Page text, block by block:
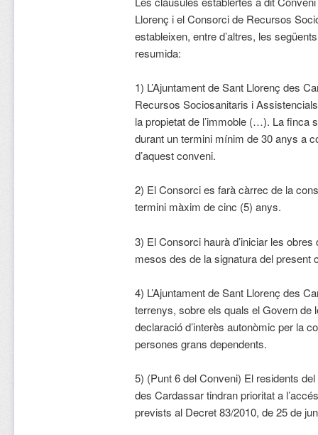
Llorenç i el Consorci de Recursos
estableixen, entre d’altres, les
resumida:
1) L’Ajuntament de Sant Llorenç des
Recursos Sociosanitaris i
la propietat de l’immoble (…). La finca
durant un termini mínim de 30 anys a
d’aquest conveni.
2) El Consorci es farà càrrec de la
termini màxim de cinc (5) anys.
3) El Consorci haurà d’iniciar les
mesos des de la signatura del
4) L’Ajuntament de Sant Llorenç des
terrenys, sobre els quals el Govern de
declaració d’interès autonòmic per la
persones grans dependents.
5) (Punt 6 del Conveni) El residents
des Cardassar tindran prioritat a
prevists al Decret 83/2010, de 25 de